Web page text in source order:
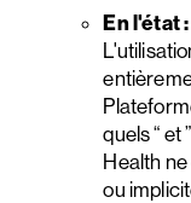
En l'état :
quels “ et
Health
ou